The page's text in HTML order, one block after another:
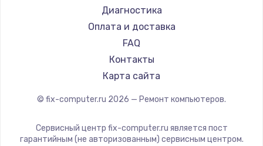
Диагностика
Оплата и доставка
FAQ
Контакты
Карта сайта
© fix-computer.ru 2026 — Ремонт компьютеров.
Сервисный центр fix-computer.ru является пост
гарантийным (не авторизованным) сервисным центром.